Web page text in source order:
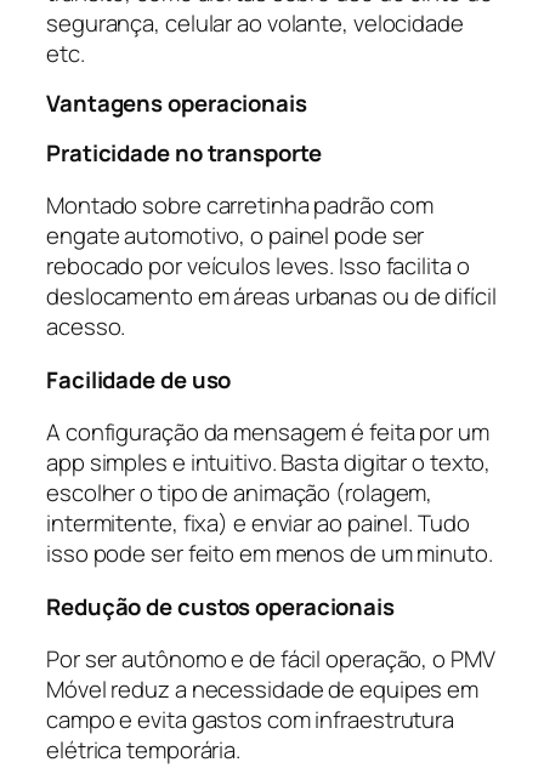
segurança, celular ao volante, velocidade
etc.
Vantagens operacionais
Praticidade no transporte
Montado sobre carretinha padrão com
engate automotivo, o painel pode ser
rebocado por veículos leves. Isso facilita o
deslocamento em áreas urbanas ou de difícil
acesso.
Facilidade de uso
A configuração da mensagem é feita por um
app simples e intuitivo. Basta digitar o texto,
escolher o tipo de animação (rolagem,
intermitente, fixa) e enviar ao painel. Tudo
isso pode ser feito em menos de um minuto.
Redução de custos operacionais
Por ser autônomo e de fácil operação, o PMV
Móvel reduz a necessidade de equipes em
campo e evita gastos com infraestrutura
elétrica temporária.